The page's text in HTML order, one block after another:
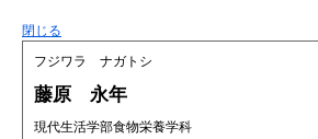
閉じる
フジワラ ナガトシ
藤原 永年
現代生活学部食物栄養学科